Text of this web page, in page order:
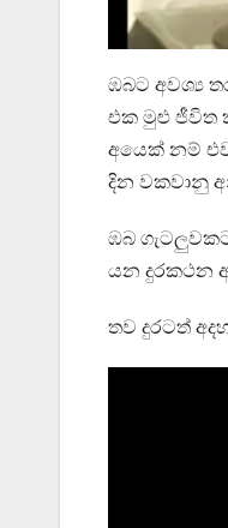
ඹබට අවශ්‍ය
එක මුළු ජීවිත
අයෙක් නම්
දින වකවානු
ඹබ
යන දුරකථන
තව දුරටත්